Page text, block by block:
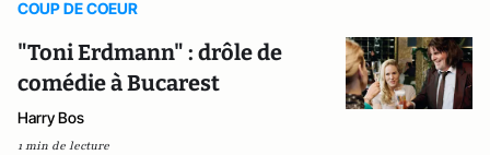
COUP DE COEUR
"Toni Erdmann" : drôle de
comédie à Bucarest
Harry Bos
1 min de lecture